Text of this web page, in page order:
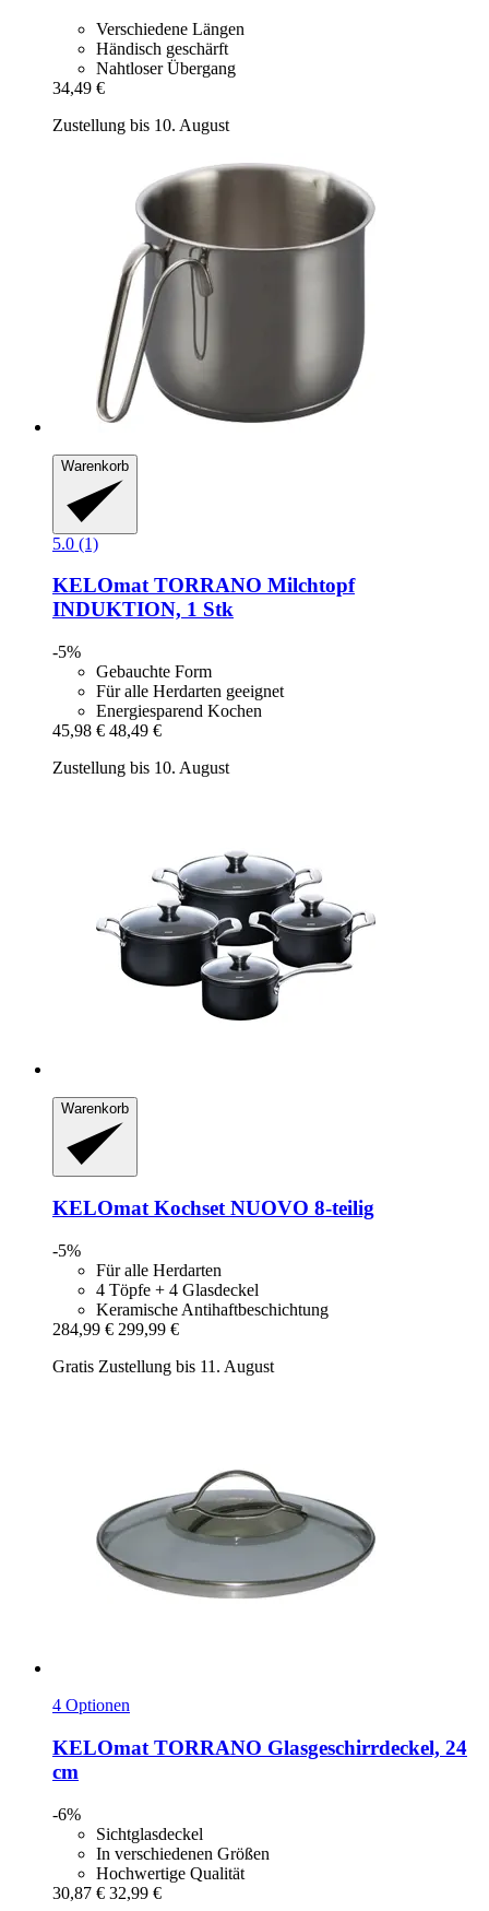
Verschiedene Längen
Händisch geschärft
Nahtloser Übergang
34,49 €
Zustellung bis 10. August
Warenkorb
5.0 (1)
KELOmatTORRANO Milchtopf
INDUKTION, 1 Stk
-5%
Gebauchte Form
Für alle Herdarten geeignet
Energiesparend Kochen
45,98 € 48,49 €
Zustellung bis 10. August
Warenkorb
KELOmatKochset NUOVO 8-​teilig
-5%
Für alle Herdarten
4 Töpfe + 4 Glasdeckel
Keramische Antihaftbeschichtung
284,99 € 299,99 €
Gratis Zustellung bis 11. August
4 Optionen
KELOmat TORRANO Glasgeschirrdeckel, 24
cm
-6%
Sichtglasdeckel
In verschiedenen Größen
Hochwertige Qualität
30,87 € 32,99 €